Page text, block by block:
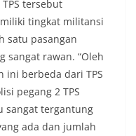
tersebut
tingkat militansi
satu pasangan
sangat rawan. “Oleh
ini berbeda dari TPS
pegang 2 TPS
sangat tergantung
ada dan jumlah